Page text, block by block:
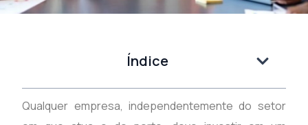
Índice
Qualquer empresa, independentemente do setor